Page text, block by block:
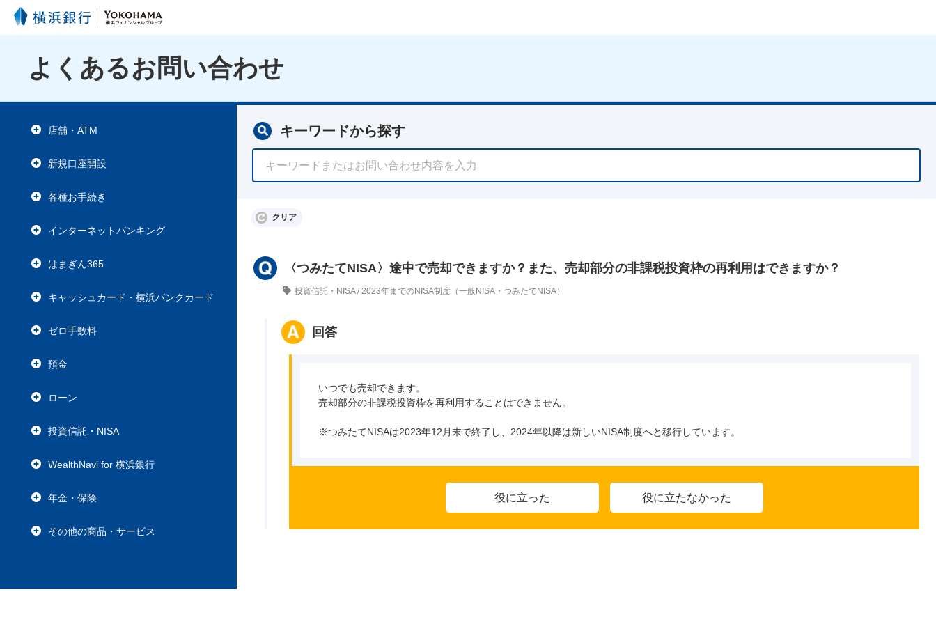
よくあるお問い合わせ
店舗・ATM
新規口座開設
各種お手続き
インターネットバンキング
はまぎん365
キャッシュカード・横浜バンクカード
ゼロ手数料
預金
ローン
投資信託・NISA
WealthNavi for 横浜銀行
年金・保険
その他の商品・サービス
キーワードから探す
クリア
〈つみたてNISA〉途中で売却できますか？また、売却部分の非課税投資枠の再利用はできますか？
投資信託・NISA/2023年までのNISA制度（一般NISA・つみたてNISA）
回答
いつでも売却できます。
売却部分の非課税投資枠を再利用することはできません。
※つみたてNISAは2023年12月末で終了し、2024年以降は新しいNISA制度へと移行しています。
役に立った 役に立たなかった